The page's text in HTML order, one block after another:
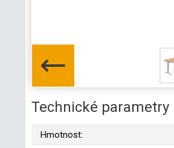
Technické parametry
Hmotnost: